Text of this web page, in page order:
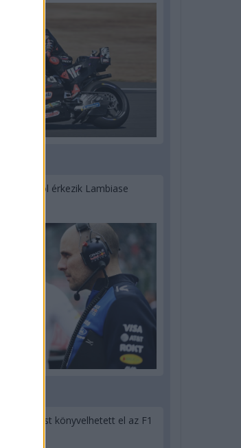
Martintól érkezik Lambiase
visszaesést könyvelhetett el az F1